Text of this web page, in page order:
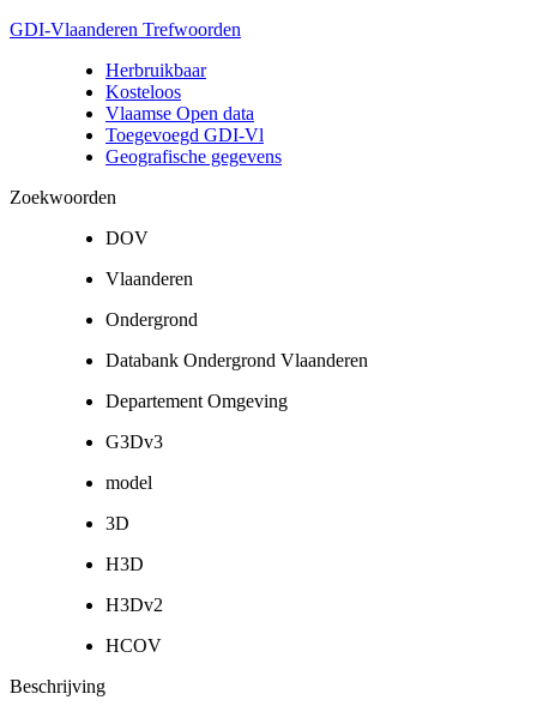
GDI-Vlaanderen Trefwoorden
Herbruikbaar
Kosteloos
Vlaamse Open data
Toegevoegd GDI-Vl
Geografische gegevens
Zoekwoorden
DOV
Vlaanderen
Ondergrond
Databank Ondergrond Vlaanderen
Departement Omgeving
G3Dv3
model
3D
H3D
H3Dv2
HCOV
Beschrijving